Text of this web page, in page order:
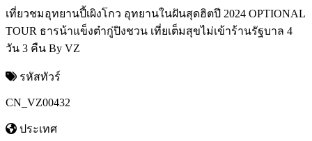
เที่ยวชมอุทยานปี้เผิงโกว อุทยานในฝันสุดฮิตปี 2024 OPTIONAL
TOUR ธารน้าแข็งต๋ากู่ปิงชวน เที่ยเต็มสุขไม่เข้าร้านรัฐบาล 4
วัน 3 คืน By VZ
รหัสทัวร์
CN_VZ00432
ประเทศ